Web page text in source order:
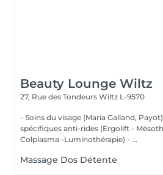
Beauty Lounge Wiltz
27, Rue des Tondeurs Wiltz L-9570
- Soins du visage (Maria Galland,
spécifiques anti-rides (Ergolift -
Colplasma -Luminothérapie) - ...
Massage Dos Détente